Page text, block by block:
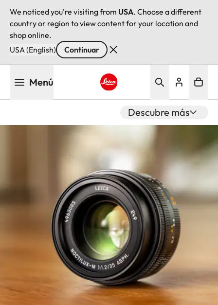
We noticed you're visiting from USA. Choose a different
country or region to view content for your location and
shop online.
USA (English)
Continuar
Menú
Descubre más